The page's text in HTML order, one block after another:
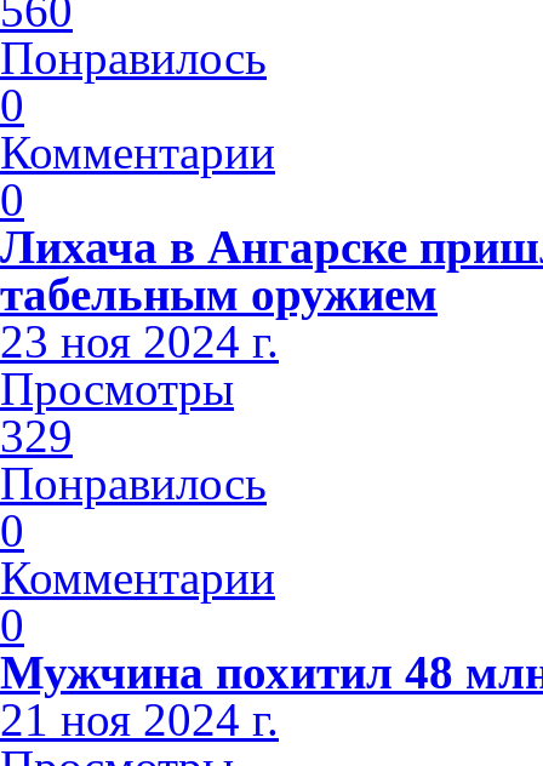
Понравилось
0
Комментарии
0
Лихача в Ангарске
табельным оружием
23 ноя 2024 г.
Просмотры
329
Понравилось
0
Комментарии
0
Мужчина похитил 48
21 ноя 2024 г.